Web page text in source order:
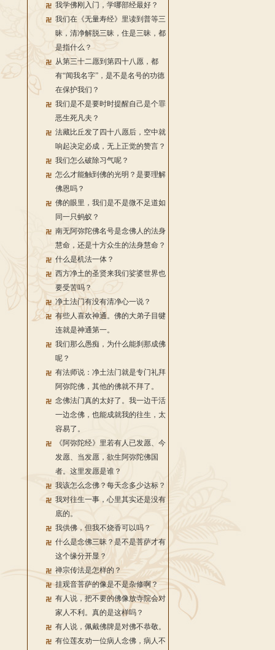
我学佛刚入门，学哪部经最好？
我们在《无量寿经》里读到普等三
昧，清净解脱三昧，住是三昧，都
是指什么？
从第三十二愿到第四十八愿，都
有“闻我名字”，是不是名号的功德
在保护我们？
我们是不是要时时提醒自己是个罪
恶生死凡夫？
法藏比丘发了四十八愿后，空中就
响起决定必成，无上正觉的赞言？
我们怎么破除习气呢？
怎么才能触到佛的光明？是要理解
佛恩吗？
佛的眼里，我们是不是微不足道如
同一只蚂蚁？
南无阿弥陀佛名号是念佛人的法身
慧命，还是十方众生的法身慧命？
什么是机法一体？
西方净土的圣贤来我们娑婆世界也
要受苦吗？
净土法门有没有清净心一说？
有些人喜欢神通。佛的大弟子目犍
连就是神通第一。
我们那么愚痴，为什么能刹那成佛
呢？
有法师说：净土法门就是专门礼拜
阿弥陀佛，其他的佛就不拜了。
念佛法门真的太好了。我一边干活
一边念佛，也能成就我的往生，太
容易了。
《阿弥陀经》里若有人已发愿、今
发愿、当发愿，欲生阿弥陀佛国
者。这里发愿是谁？
我该怎么念佛？每天念多少达标？
我对往生一事，心里其实还是没有
底的。
我供佛，但我不烧香可以吗？
什么是念佛三昧？是不是菩萨才有
这个缘分开显？
禅宗传法是怎样的？
挂观音菩萨的像是不是杂修啊？
有人说，把不要的佛像放寺院会对
家人不利。真的是这样吗？
有人说，佩戴佛牌是对佛不恭敬。
有位莲友劝一位病人念佛，病人不